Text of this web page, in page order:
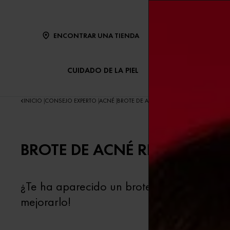
ENCONTRAR UNA TIENDA
CUIDADO DE LA PIEL
INICIO CONSEJO EXPERTO ACNÉ BROTE DE ACNÉ REPENTINO EN LA CARA:
BROTE DE ACNÉ
¿Te ha aparecido un brote de acné
mejorarlo!